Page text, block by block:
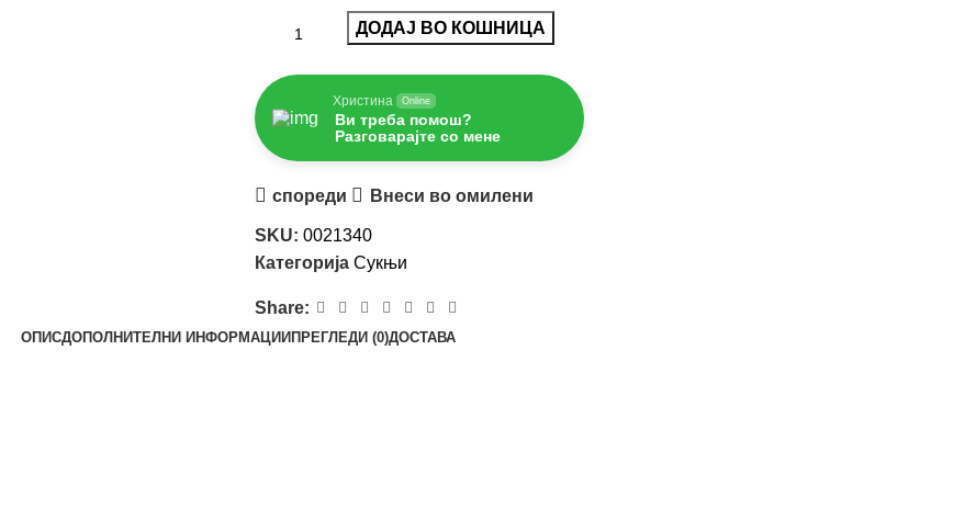
ДОДАЈ ВО КОШНИЦА
Христина Online
Ви треба помош?
Разговарајте со мене
спореди Внеси во омилени
SKU: 0021340
Категорија Сукњи
Share:
ОПИСДОПОЛНИТЕЛНИ ИНФОРМАЦИИ ПРЕГЛЕДИ (0)ДОСТАВА